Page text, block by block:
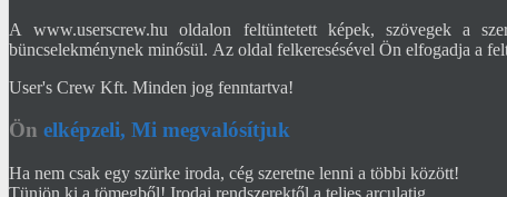
A www.userscrew.hu oldalon feltüntetett képek, szövegek a
büncselekménynek minősül. Az oldal felkeresésével Ön elfogadja a
User's Crew Kft. Minden jog fenntartva!
Ön elképzeli, Mi megvalósítjuk
Ha nem csak egy szürke iroda, cég szeretne lenni a többi között!